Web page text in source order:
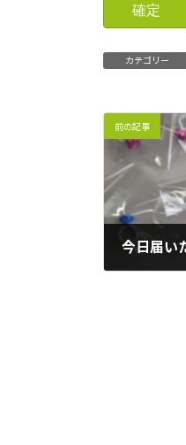
カテゴリー
前の記事
今日届い